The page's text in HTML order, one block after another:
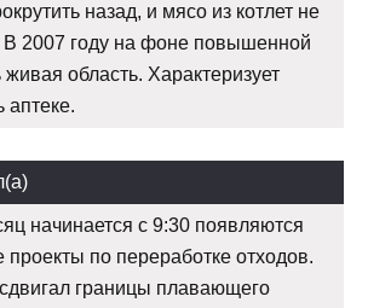
назад, и мясо из котлет не
В 2007 году на фоне повышенной
живая область. Характеризует
аптеке.
начинается с 9:30 появляются
проекты по переработке отходов.
границы плавающего